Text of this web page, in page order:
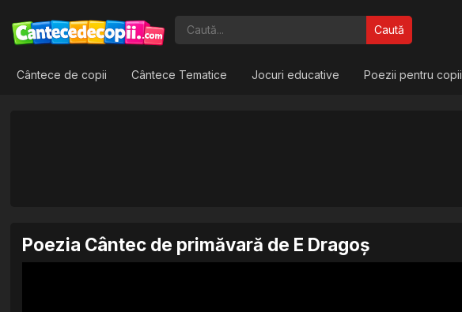
Caută
Cântece de copii Cântece Tematice Jocuri educative Poezii pentru copii
Poezia Cântec de primăvară de E Dragoș